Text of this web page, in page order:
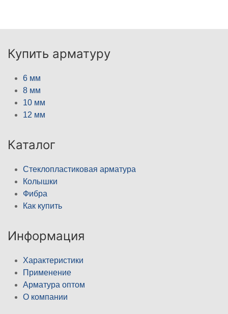
Купить арматуру
6 мм
8 мм
10 мм
12 мм
Каталог
Стеклопластиковая арматура
Колышки
Фибра
Как купить
Информация
Характеристики
Применение
Арматура оптом
О компании